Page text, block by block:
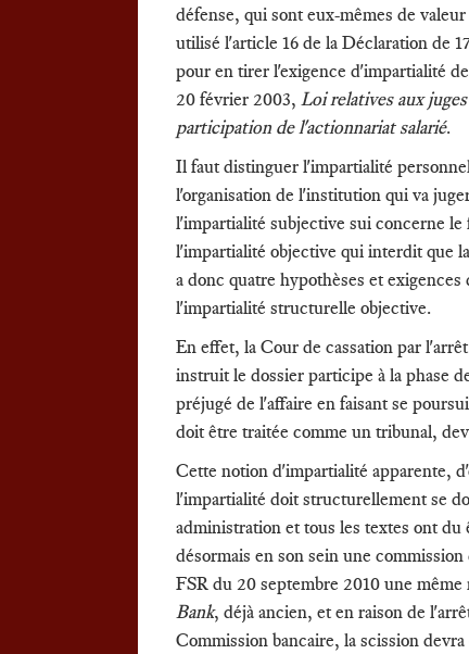
défense, qui sont eux-mêmes de
utilisé l'article 16 de la Déclaration de
pour en tirer l'exigence d'impartialité
20 février 2003, Loi relatives aux
participation de l'actionnariat salarié.
Il faut distinguer l'impartialité
l'organisation de l'institution qui va
l'impartialité subjective sui concerne
l'impartialité objective qui interdit que
a donc quatre hypothèses et
l'impartialité structurelle objective.
En effet, la Cour de cassation par
instruit le dossier participe à la phase
préjugé de l'affaire en faisant se
doit être traitée comme un tribunal,
Cette notion d'impartialité apparente,
l'impartialité doit structurellement se
administration et tous les textes ont
désormais en son sein une
FSR du 20 septembre 2010 une
Bank, déjà ancien, et en raison de
Commission bancaire, la scission